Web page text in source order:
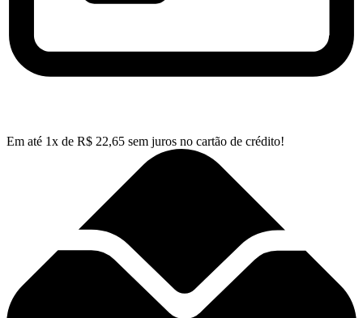
Em até 1x de R$ 22,65 sem juros no cartão de crédito!